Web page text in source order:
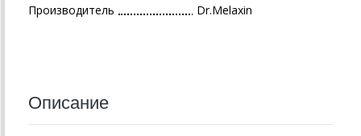
Производитель Dr.Melaxin
Описание